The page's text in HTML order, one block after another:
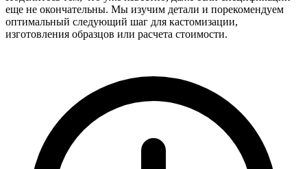
еще не окончательны. Мы изучим детали и порекомендуем
оптимальный следующий шаг для кастомизации,
изготовления образцов или расчета стоимости.